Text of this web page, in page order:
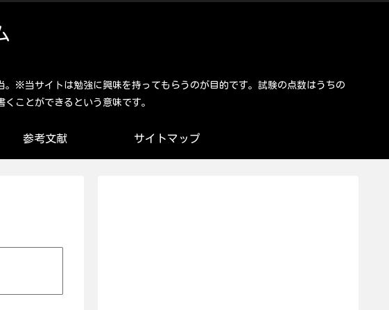
※当サイトは勉強に興味を持ってもらうのが目的です。試験の点数はうちの
ことができるという意味です。
参考文献 サイトマップ